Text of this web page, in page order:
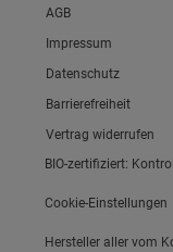
Link zum/zur
AGB
Link zum/zur
Impressum
Link zum/zur
Datenschutz
Link zum/zur
Barrierefreiheit
Vertrag widerrufen
BIO-zertifiziert:
Cookie-Einstellungen
Hersteller aller vom
Gruppe